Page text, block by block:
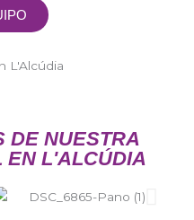
DE NUESTRA
EN L'ALCÚDIA